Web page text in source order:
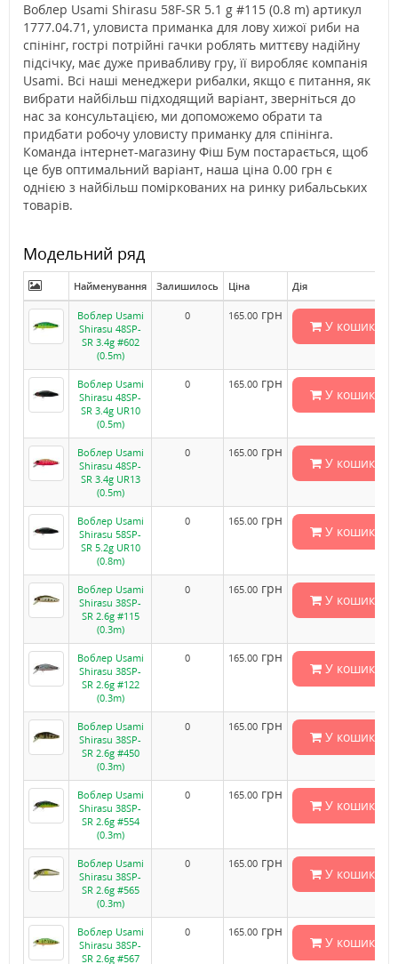
Воблер Usami Shirasu 58F-SR 5.1 g #115 (0.8 m) артикул
1777.04.71, уловиста приманка для лову хижої риби на
спінінг, гострі потрійні гачки роблять миттєву надійну
підсічку, має дуже привабливу гру, її виробляє компанія
Usami. Всі наші менеджери рибалки, якщо є питання, як
вибрати найбільш підходящий варіант, зверніться до
нас за консультацією, ми допоможемо обрати та
придбати робочу уловисту приманку для спінінга.
Команда інтернет-магазину Фіш Бум постарається, щоб
це був оптимальний варіант, наша ціна 0.00 грн є
однією з найбільш поміркованих на ринку рибальських
товарів.
Модельний ряд
Найменування Залишилось Ціна Дія
Воблер Usami
Shirasu 48SP-
SR 3.4g #602
(0.5m)
0 165.00 грн
У кошик
Воблер Usami
Shirasu 48SP-
SR 3.4g UR10
(0.5m)
0 165.00 грн
У кошик
Воблер Usami
Shirasu 48SP-
SR 3.4g UR13
(0.5m)
0 165.00 грн
У кошик
Воблер Usami
Shirasu 58SP-
SR 5.2g UR10
(0.8m)
0 165.00 грн
У кошик
Воблер Usami
Shirasu 38SP-
SR 2.6g #115
(0.3m)
0 165.00 грн
У кошик
Воблер Usami
Shirasu 38SP-
SR 2.6g #122
(0.3m)
0 165.00 грн
У кошик
Воблер Usami
Shirasu 38SP-
SR 2.6g #450
(0.3m)
0 165.00 грн
У кошик
Воблер Usami
Shirasu 38SP-
SR 2.6g #554
(0.3m)
0 165.00 грн
У кошик
Воблер Usami
Shirasu 38SP-
SR 2.6g #565
(0.3m)
0 165.00 грн
У кошик
Воблер Usami
Shirasu 38SP-
SR 2.6g #567
0 165.00 грн
У кошик